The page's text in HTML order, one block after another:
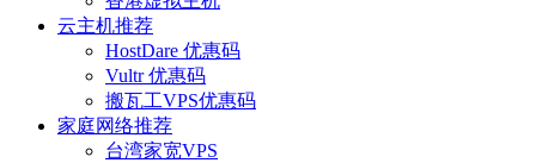
云主机推荐
HostDare 优惠码
Vultr 优惠码
搬瓦工VPS优惠码
家庭网络推荐
台湾家宽VPS